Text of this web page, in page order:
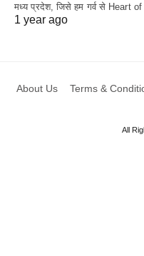
मध्य प्रदेश, जिसे हम गर्व से Heart
1 year ago
About Us Terms &
All